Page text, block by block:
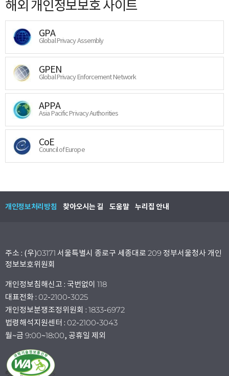
해외 개인정보보호 사이트
GPA
Global Privacy Assembly
GPEN
Global Privacy Enforcement Network
APPA
Asia Pacific Privacy Authorities
CoE
Council of Europe
개인정보처리방침 찾아오시는 길 도움말 누리집 안내
주소 : (우)03171 서울특별시 종로구 세종대로 209 정부서울청사 개인
정보보호위원회
개인정보침해신고 : 국번없이 118
대표전화 : 02-2100-3025
개인정보분쟁조정위원회 : 1833-6972
법령해석지원센터 : 02-2100-3043
월~금 9:00~18:00, 공휴일 제외